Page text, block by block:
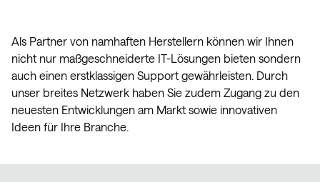
Als Partner von namhaften Herstellern können wir Ihnen
nicht nur maßgeschneiderte IT-Lösungen bieten sondern
auch einen erstklassigen Support gewährleisten. Durch
unser breites Netzwerk haben Sie zudem Zugang zu den
neuesten Entwicklungen am Markt sowie innovativen
Ideen für Ihre Branche.